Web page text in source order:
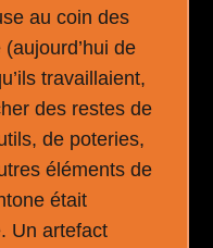
au coin des
de
travaillaient,
des restes de
de poteries,
éléments de
était
Un artefact